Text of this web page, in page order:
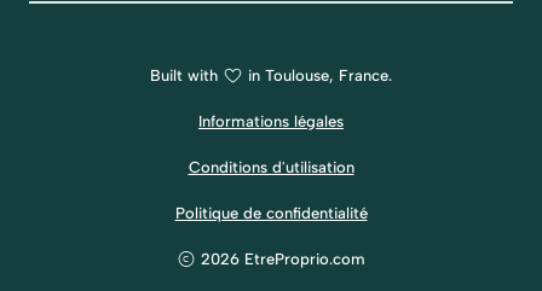
Built with in Toulouse, France.
Informations légales
Conditions d'utilisation
Politique de confidentialité
2026 EtreProprio.com